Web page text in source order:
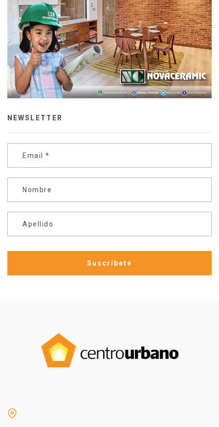
NEWSLETTER
Email *
Nombre
Apellido